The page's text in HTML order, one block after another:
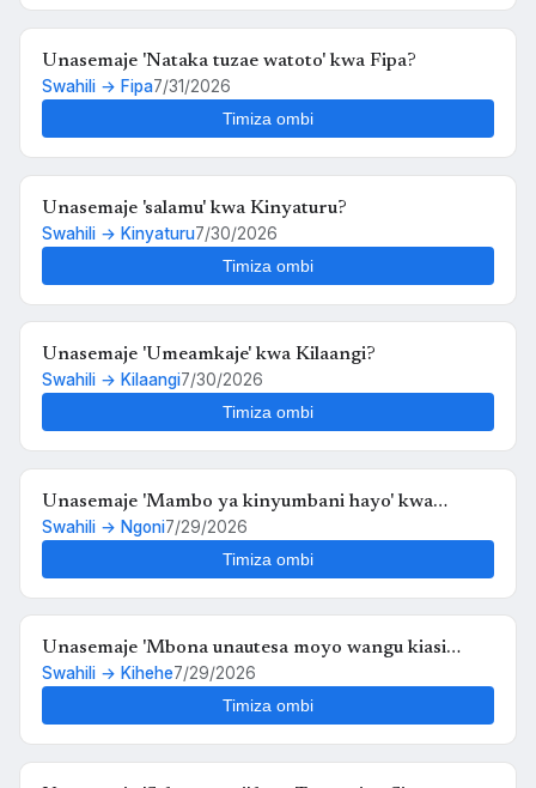
Unasemaje 'Nataka tuzae watoto' kwa Fipa?
Swahili → Fipa7/31/2026
Timiza ombi
Unasemaje 'salamu' kwa Kinyaturu?
Swahili → Kinyaturu7/30/2026
Timiza ombi
Unasemaje 'Umeamkaje' kwa Kilaangi?
Swahili → Kilaangi7/30/2026
Timiza ombi
Unasemaje 'Mambo ya kinyumbani hayo' kwa
Ngoni?
Swahili → Ngoni7/29/2026
Timiza ombi
Unasemaje 'Mbona unautesa moyo wangu kiasi
hiko,,au kosa langu ni upendo wangu kwako' kwa
Swahili → Kihehe7/29/2026
Timiza ombi